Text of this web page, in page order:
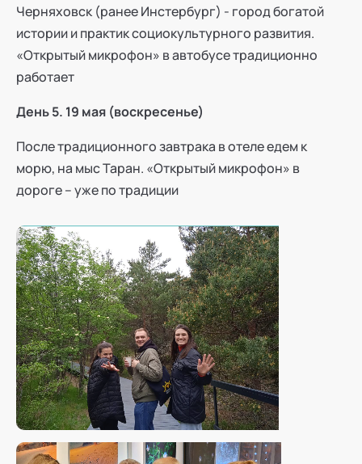
Черняховск (ранее Инстербург) - город богатой
истории и практик социокультурного развития.
«Открытый микрофон» в автобусе традиционно
работает
День 5. 19 мая (воскресенье)
После традиционного завтрака в отеле едем к
морю, на мыс Таран. «Открытый микрофон» в
дороге – уже по традиции